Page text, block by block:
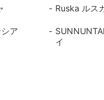
Ruska ルス
ア
イ